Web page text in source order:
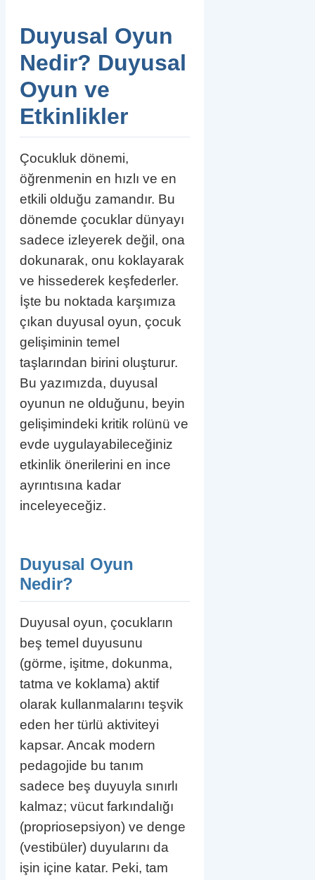
Duyusal Oyun
Nedir? Duyusal
Oyun ve
Etkinlikler
Çocukluk dönemi,
öğrenmenin en hızlı ve en
etkili olduğu zamandır. Bu
dönemde çocuklar dünyayı
sadece izleyerek değil, ona
dokunarak, onu koklayarak
ve hissederek keşfederler.
İşte bu noktada karşımıza
çıkan duyusal oyun, çocuk
gelişiminin temel
taşlarından birini oluşturur.
Bu yazımızda, duyusal
oyunun ne olduğunu, beyin
gelişimindeki kritik rolünü ve
evde uygulayabileceğiniz
etkinlik önerilerini en ince
ayrıntısına kadar
inceleyeceğiz.
Duyusal Oyun
Nedir?
Duyusal oyun, çocukların
beş temel duyusunu
(görme, işitme, dokunma,
tatma ve koklama) aktif
olarak kullanmalarını teşvik
eden her türlü aktiviteyi
kapsar. Ancak modern
pedagojide bu tanım
sadece beş duyuyla sınırlı
kalmaz; vücut farkındalığı
(propriosepsiyon) ve denge
(vestibüler) duyularını da
işin içine katar. Peki, tam